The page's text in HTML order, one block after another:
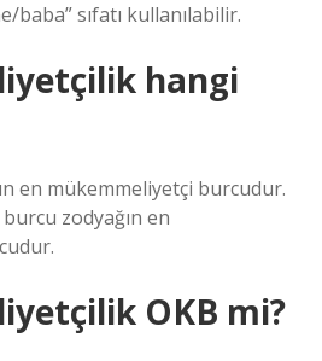
baba” sıfatı kullanılabilir.
hangi
en mükemmeliyetçi burcudur.
zodyağın en
OKB mi?